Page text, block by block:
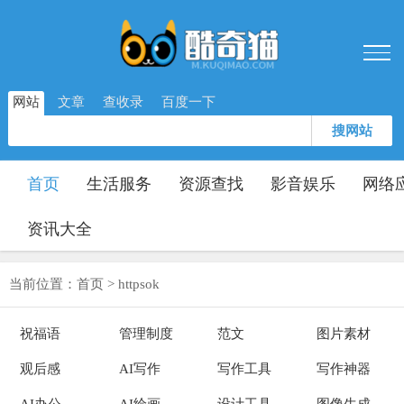
网站 文章 查收录 百度一下
搜网站
首页 生活服务 资源查找 影音娱乐 网络
资讯大全
当前位置： 首页 > httpsok
祝福语 管理制度 范文 图片素材
观后感 AI写作 写作工具 写作神器